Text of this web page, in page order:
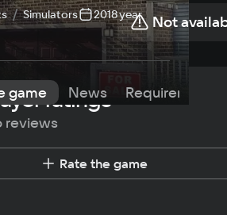
Simulators 2018 year Not
game News Requirements
ratings
reviews
Rate the game